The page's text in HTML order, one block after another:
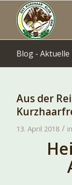
Blog -
Aus der
13. April 2018 / in